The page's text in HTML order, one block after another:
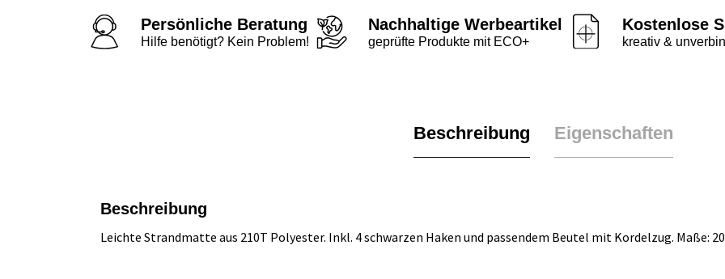
Persönliche Beratung
Hilfe benötigt? Kein Problem!
Nachhaltige Werbeartikel
geprüfte Produkte mit ECO+
Kostenlose
kreativ &
Beschreibung Eigenschaften
Beschreibung
Leichte Strandmatte aus 210T Polyester. Inkl. 4 schwarzen Haken und passendem Beutel mit Kordelzug. Maße: